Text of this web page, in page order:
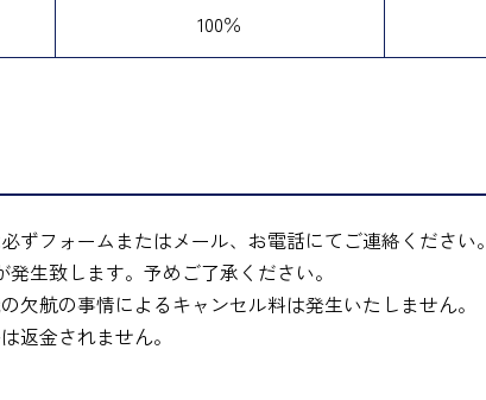
100％
ずフォームまたはメール、お電話にてご連絡ください
生致します。予めご了承ください。
欠航の事情によるキャンセル料は発生いたしません。
返金されません。